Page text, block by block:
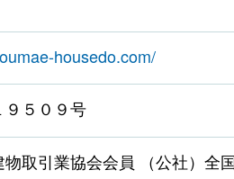
housedo.com/
５０９号
物取引業協会会員 （公社）